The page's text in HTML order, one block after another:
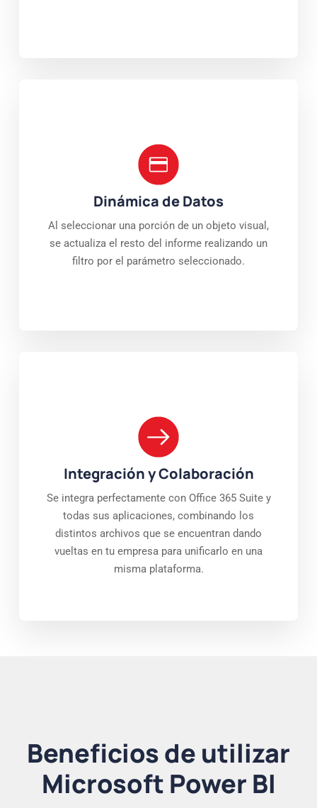
Dinámica de Datos
Al seleccionar una porción de un objeto visual,
se actualiza el resto del informe realizando un
filtro por el parámetro seleccionado.
Integración y Colaboración
Se integra perfectamente con Office 365 Suite y
todas sus aplicaciones, combinando los
distintos archivos que se encuentran dando
vueltas en tu empresa para unificarlo en una
misma plataforma.
Beneficios de utilizar
Microsoft Power BI